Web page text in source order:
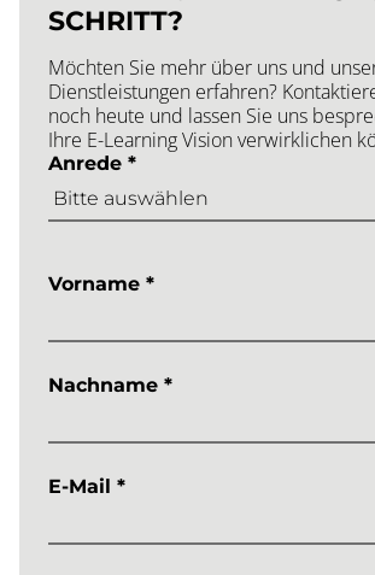
SCHRITT?
Möchten Sie mehr über uns und
Dienstleistungen erfahren?
noch heute und lassen Sie uns
Ihre E-Learning Vision verwirklichen
Anrede *
Vorname *
Nachname *
E-Mail *